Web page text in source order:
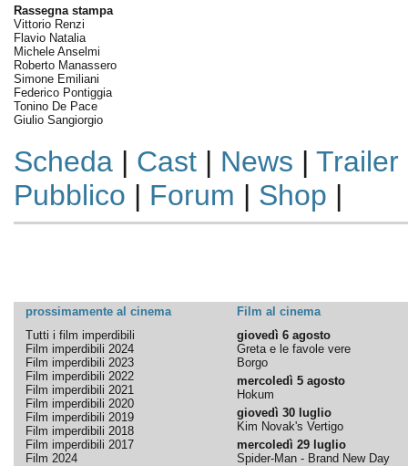
Rassegna stampa
Vittorio Renzi
Flavio Natalia
Michele Anselmi
Roberto Manassero
Simone Emiliani
Federico Pontiggia
Tonino De Pace
Giulio Sangiorgio
Scheda| Cast| News | Trailer
Pubblico | Forum | Shop |
prossimamente al cinema
Film al cinema
Tutti i film imperdibili
Film imperdibili 2024
Film imperdibili 2023
Film imperdibili 2022
Film imperdibili 2021
Film imperdibili 2020
Film imperdibili 2019
Film imperdibili 2018
Film imperdibili 2017
Film 2024
giovedì 6 agosto
Greta e le favole vere
Borgo
mercoledì 5 agosto
Hokum
giovedì 30 luglio
Kim Novak's Vertigo
mercoledì 29 luglio
Spider-Man - Brand New Day